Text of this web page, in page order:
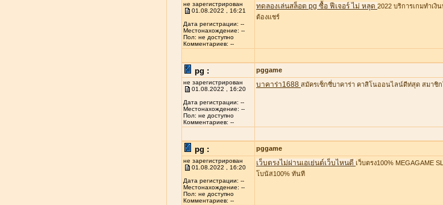
не зарегистрирован
01.08.2022 , 16:21
Дата регистрации: --
Местонахождение: --
Пол: не доступно
Комментариев: --
ทดลองเล่นสล็อต pg ซื้อ ฟีเจอร์ ไม่ หลุด 2022 บริการเกมทำเงิ
ต้องแชร์
pg : pggame
не зарегистрирован
01.08.2022 , 16:20
Дата регистрации: --
Местонахождение: --
Пол: не доступно
Комментариев: --
บาคาร่า1688 สมัครเซ็กซี่บาคาร่า คาสิโนออนไลน์ดีท่สุด สมาชิ
pg : pggame
не зарегистрирован
01.08.2022 , 16:20
Дата регистрации: --
Местонахождение: --
Пол: не доступно
Комментариев: --
เว็บตรงไม่ผ่านเอเย่นต์เว็บไหนดี เว็บตรง100% MEGAGAME
โบนัส100% ทันที